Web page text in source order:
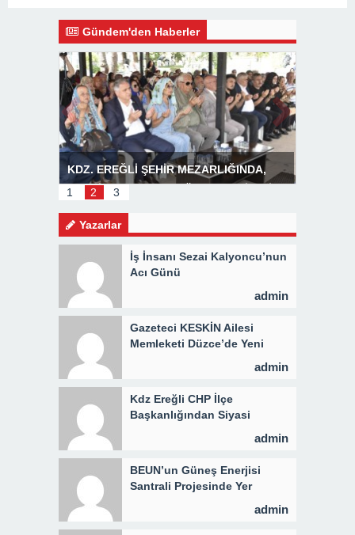
Gündem'den Haberler
Başkan Posbıyık’tan Bayram Mesajı
1
2 3
Yazarlar
İş İnsanı Sezai Kalyoncu’nun
Acı Günü
admin
Gazeteci KESKİN Ailesi
Memleketi Düzce’de Yeni
admin
Kdz Ereğli CHP İlçe
Başkanlığından Siyasi
admin
BEUN’un Güneş Enerjisi
Santrali Projesinde Yer
admin